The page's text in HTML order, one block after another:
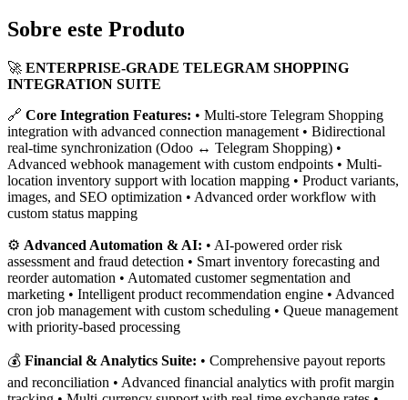
Sobre este Produto
🚀 ENTERPRISE-GRADE TELEGRAM SHOPPING
INTEGRATION SUITE
🔗 Core Integration Features: • Multi-store Telegram Shopping
integration with advanced connection management • Bidirectional
real-time synchronization (Odoo ↔ Telegram Shopping) •
Advanced webhook management with custom endpoints • Multi-
location inventory support with location mapping • Product variants,
images, and SEO optimization • Advanced order workflow with
custom status mapping
⚙️ Advanced Automation & AI: • AI-powered order risk
assessment and fraud detection • Smart inventory forecasting and
reorder automation • Automated customer segmentation and
marketing • Intelligent product recommendation engine • Advanced
cron job management with custom scheduling • Queue management
with priority-based processing
💰 Financial & Analytics Suite: • Comprehensive payout reports
and reconciliation • Advanced financial analytics with profit margin